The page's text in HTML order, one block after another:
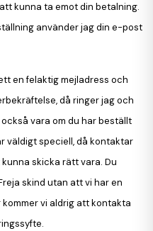
kunna ta emot din betalning.
använder jag din e-post
en felaktig mejladress och
då ringer jag och
vara om du har beställt
väldigt speciell, då kontaktar
skicka rätt vara. Du
skind utan att vi har en
vi aldrig att kontakta